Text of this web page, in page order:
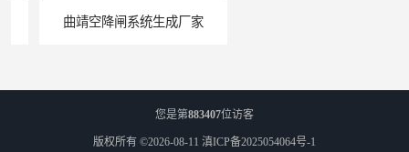
曲靖空降闸系统生成厂家
您是第883407位访客
版权所有 ©2026-08-11 滇ICP备2025054064号-1